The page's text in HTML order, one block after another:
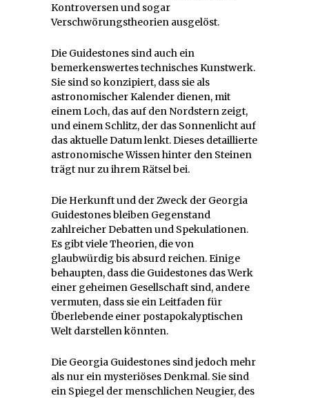
Kontroversen und sogar
Verschwörungstheorien ausgelöst.
Die Guidestones sind auch ein
bemerkenswertes technisches Kunstwerk.
Sie sind so konzipiert, dass sie als
astronomischer Kalender dienen, mit
einem Loch, das auf den Nordstern zeigt,
und einem Schlitz, der das Sonnenlicht auf
das aktuelle Datum lenkt. Dieses detaillierte
astronomische Wissen hinter den Steinen
trägt nur zu ihrem Rätsel bei.
Die Herkunft und der Zweck der Georgia
Guidestones bleiben Gegenstand
zahlreicher Debatten und Spekulationen.
Es gibt viele Theorien, die von
glaubwürdig bis absurd reichen. Einige
behaupten, dass die Guidestones das Werk
einer geheimen Gesellschaft sind, andere
vermuten, dass sie ein Leitfaden für
Überlebende einer postapokalyptischen
Welt darstellen könnten.
Die Georgia Guidestones sind jedoch mehr
als nur ein mysteriöses Denkmal. Sie sind
ein Spiegel der menschlichen Neugier, des